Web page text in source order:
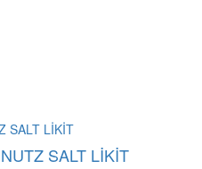
SALT LİKİT